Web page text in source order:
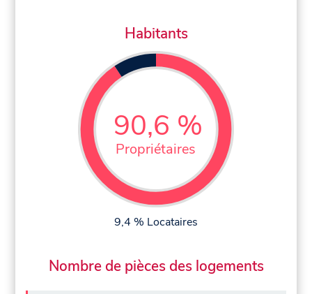
Habitants
90,6 %
Propriétaires
9,4 % Locataires
Nombre de pièces des logements